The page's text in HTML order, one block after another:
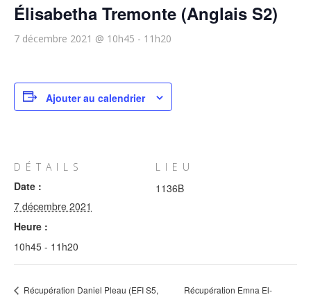
Élisabetha Tremonte (Anglais S2)
7 décembre 2021 @ 10h45 - 11h20
Ajouter au calendrier
DÉTAILS
Date :
7 décembre 2021
Heure :
10h45 - 11h20
LIEU
1136B
Récupération Daniel Pleau (EFI S5,
Récupération Emna El-